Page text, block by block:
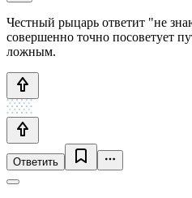
Честный рыцарь ответит "не
совершенно точно посоветует
ложным.
Ответить